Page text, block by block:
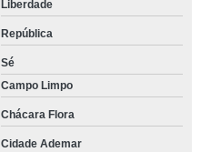
Liberdade
República
Sé
Campo Limpo
Chácara Flora
Cidade Ademar